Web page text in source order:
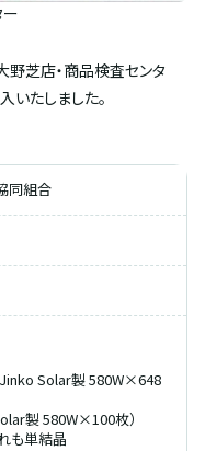
芝店・商品検査センタ
いたしました。
同組合
Jinko Solar製 580W×648
製 580W×100枚）
も単結晶